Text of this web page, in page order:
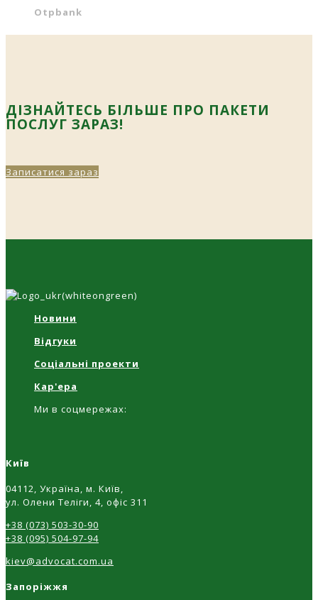
Otpbank
ДІЗНАЙТЕСЬ БІЛЬШЕ ПРО ПАКЕТИ
ПОСЛУГ ЗАРАЗ!
Записатися зараз
Новини
Відгуки
Соціальні проекти
Кар'ера
Ми в соцмережах:
Київ
04112, Україна, м. Київ,
ул. Олени Теліги, 4, офіс 311
+38 (073) 503-30-90
+38 (095) 504-97-94
kiev@advocat.com.ua
Запоріжжя